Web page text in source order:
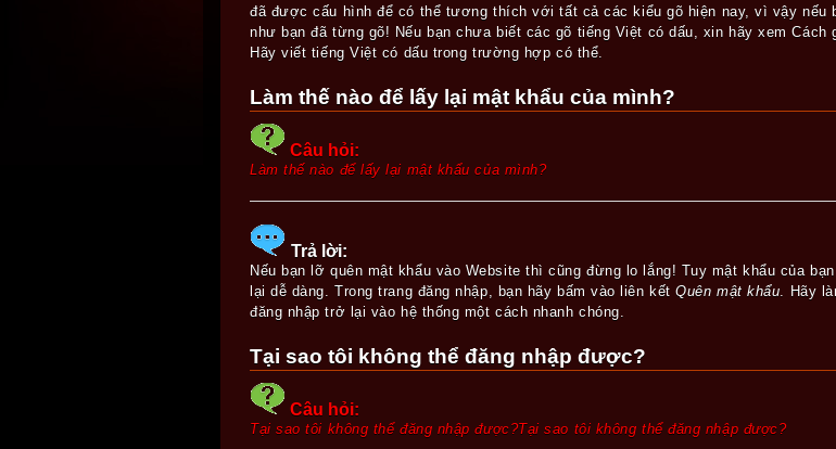
đã được cấu hình để có thể tương thích với tất cả các kiểu gõ hiện nay, vì vậy nếu
như bạn đã từng gõ! Nếu bạn chưa biết các gõ tiếng Việt có dấu, xin hãy xem
Hãy viết tiếng Việt có dấu trong trường hợp có thể.
Làm thế nào để lấy lại mật khẩu của mình?
Câu hỏi:
Làm thế nào để lấy lại mật khẩu của mình?
Trả lời:
Nếu bạn lỡ quên mật khẩu vào Website thì cũng đừng lo lắng! Tuy mật khẩu của
lại dễ dàng. Trong trang đăng nhập, bạn hãy bấm vào liên kếtQuên mật khẩu. Hãy
đăng nhập trở lại vào hệ thống một cách nhanh chóng.
Tại sao tôi không thể đăng nhập được?
Câu hỏi:
Tại sao tôi không thể đăng nhập được?Tại sao tôi không thể đăng nhập được?